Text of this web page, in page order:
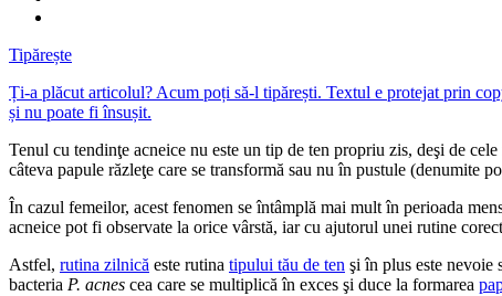
Tipărește
Ți-a plăcut articolul? Acum poți să-l tipărești. Textul e protejat prin
și nu poate fi însușit.
Tenul cu tendinţe acneice nu este un tip de ten propriu zis, deşi de
câteva papule răzleţe care se transformă sau nu în pustule (denumite
În cazul femeilor, acest fenomen se întâmplă mai mult în perioada
acneice pot fi observate la orice vârstă, iar cu ajutorul unei rutine
Astfel, rutina zilnică este rutina tipului tău de ten şi în plus este nevoie
bacteria P. acnes cea care se multiplică în exces şi duce la formarea